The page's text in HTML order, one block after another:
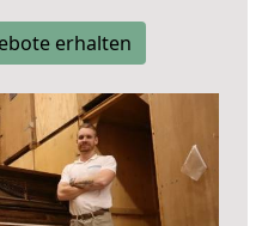
erhalten